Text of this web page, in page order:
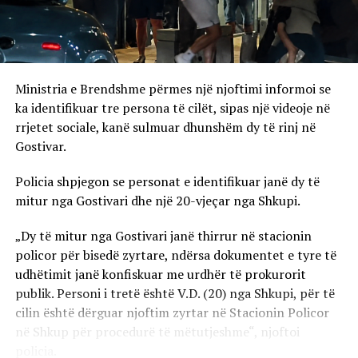
Ministria e Brendshme përmes një njoftimi informoi se
ka identifikuar tre persona të cilët, sipas një videoje në
rrjetet sociale, kanë sulmuar dhunshëm dy të rinj në
Gostivar.
Policia shpjegon se personat e identifikuar janë dy të
mitur nga Gostivari dhe një 20-vjeçar nga Shkupi.
„Dy të mitur nga Gostivari janë thirrur në stacionin
policor për bisedë zyrtare, ndërsa dokumentet e tyre të
udhëtimit janë konfiskuar me urdhër të prokurorit
publik. Personi i tretë është V.D. (20) nga Shkupi, për të
cilin është dërguar njoftim zyrtar në Stacionin Policor
në Shkup për procedurë të mëtutjeshme“, njoftoi